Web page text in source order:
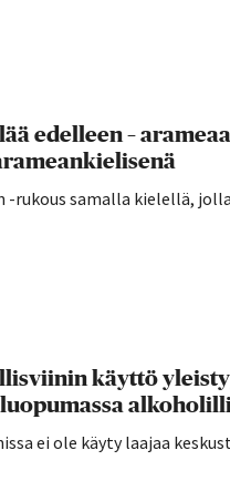
edelleen –
rukous samalla kielellä,
käyttö
ei ole käyty laajaa